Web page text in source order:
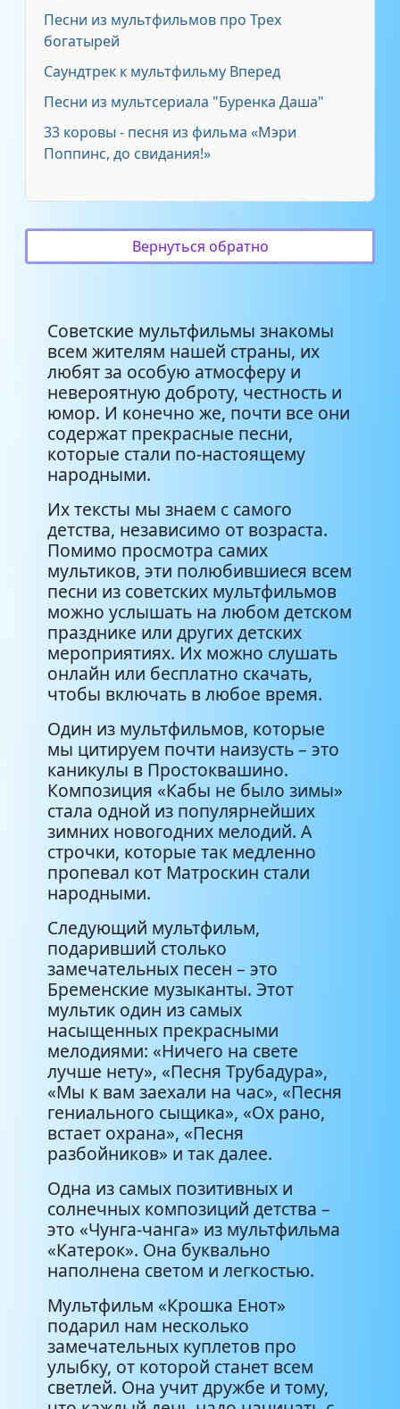
Песенка кота Леопольда
Песня красной шапочки
Песня Водяного
Карусель 0:14
Лесной олень 2:50
В траве сидел кузнечик 1:32
Куда ты тропика меня привела
Колыбельная медведицы
33 коровы
Песня о медведях 2:55
Танец маленьких утят
Спят усталые игрушки
Песенка Винни-Пуха 0:39
Рыжий рыжий конопатый
Прекрасное далёко
Голубой вагон
Антошка
Кто ходит в гости по утрам
А может быть ворона
Песенка льва и черепахи 2:06
Чунга чанга
Песни из мультфильмов про Трех
богатырей
Саундтрек к мультфильму Вперед
Песни из мультсериала "Буренка Даша"
33 коровы - песня из фильма «Мэри
Поппинс, до свидания!»
Вернуться обратно
Советские мультфильмы знакомы
всем жителям нашей страны, их
любят за особую атмосферу и
невероятную доброту, честность и
юмор. И конечно же, почти все они
содержат прекрасные песни,
которые стали по-настоящему
народными.
Их тексты мы знаем с самого
детства, независимо от возраста.
Помимо просмотра самих
мультиков, эти полюбившиеся всем
песни из советских мультфильмов
можно услышать на любом детском
празднике или других детских
мероприятиях. Их можно слушать
онлайн или бесплатно скачать,
чтобы включать в любое время.
Один из мультфильмов, которые
мы цитируем почти наизусть – это
каникулы в Простоквашино.
Композиция «Кабы не было зимы»
стала одной из популярнейших
зимних новогодних мелодий. А
строчки, которые так медленно
пропевал кот Матроскин стали
народными.
Следующий мультфильм,
подаривший столько
замечательных песен – это
Бременские музыканты. Этот
мультик один из самых
насыщенных прекрасными
мелодиями: «Ничего на свете
лучше нету», «Песня Трубадура»,
«Мы к вам заехали на час», «Песня
гениального сыщика», «Ох рано,
встает охрана», «Песня
разбойников» и так далее.
Одна из самых позитивных и
солнечных композиций детства –
это «Чунга-чанга» из мультфильма
«Катерок». Она буквально
наполнена светом и легкостью.
Мультфильм «Крошка Енот»
подарил нам несколько
замечательных куплетов про
улыбку, от которой станет всем
светлей. Она учит дружбе и тому,